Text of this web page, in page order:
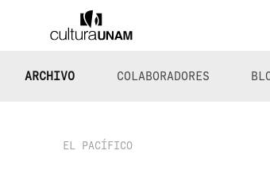
ARCHIVO COLABORADORES
EL PACÍFICO